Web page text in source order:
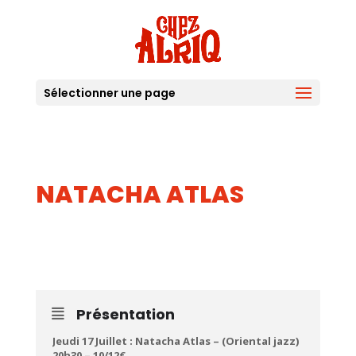
Sélectionner une page
NATACHA ATLAS
Présentation
Jeudi 17 Juillet : Natacha Atlas – (Oriental jazz)